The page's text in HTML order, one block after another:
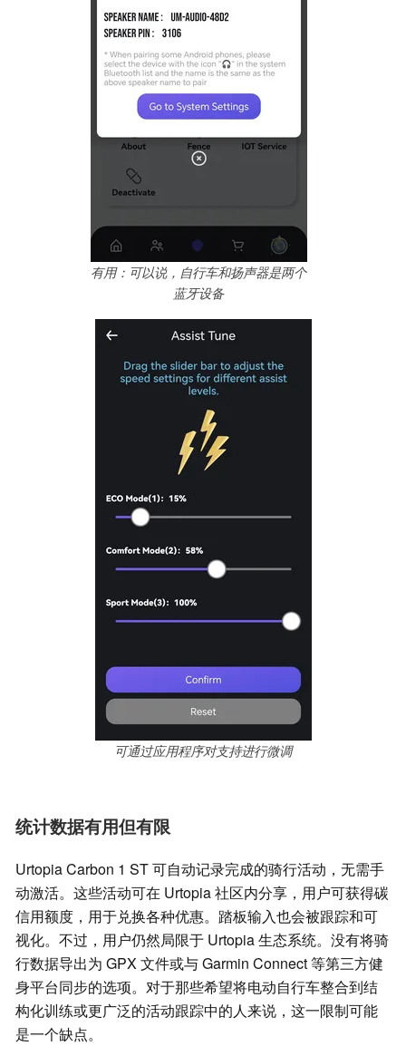
有用：可以说，自行车和扬声器是两个
蓝牙设备
可通过应用程序对支持进行微调
统计数据有用但有限
Urtopia Carbon 1 ST 可自动记录完成的骑行活动，无需手
动激活。这些活动可在 Urtopia 社区内分享，用户可获得碳
信用额度，用于兑换各种优惠。踏板输入也会被跟踪和可
视化。不过，用户仍然局限于 Urtopia 生态系统。没有将骑
行数据导出为 GPX 文件或与 Garmin Connect 等第三方健
身平台同步的选项。对于那些希望将电动自行车整合到结
构化训练或更广泛的活动跟踪中的人来说，这一限制可能
是一个缺点。